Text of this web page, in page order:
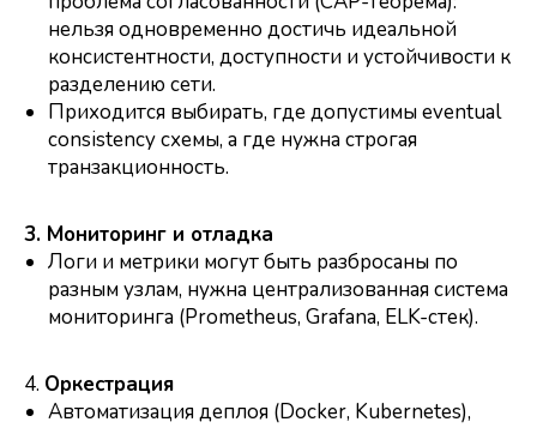
нельзя одновременно достичь идеальной
консистентности, доступности и устойчивости к
разделению сети.
Приходится выбирать, где допустимы eventual
consistency схемы, а где нужна строгая
транзакционность.
3. Мониторинг и отладка
Логи и метрики могут быть разбросаны по
разным узлам, нужна централизованная система
мониторинга (Prometheus, Grafana, ELK-стек).
4. Оркестрация
Автоматизация деплоя (Docker, Kubernetes),